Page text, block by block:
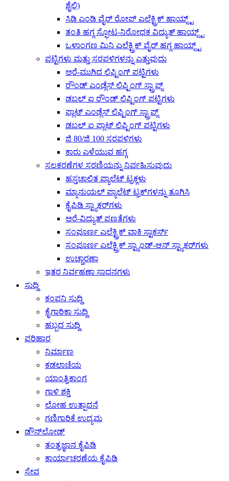
ಶೈಲಿ)
ಸಿಡಿ ಎಂಡಿ ವೈರ್ ರೋಪ್ ಎಲೆಕ್ಟ್ರಿಕ್ ಹಾಯ್ಸ್ಟ್
ತಂತಿ ಹಗ್ಗ ಸ್ಫೋಟ-ನಿರೋಧಕ ವಿದ್ಯುತ್ ಹಾಯ್ಸ್ಟ್
ಒಳಾಂಗಣ ಮಿನಿ ಎಲೆಕ್ಟ್ರಿಕ್ ವೈರ್ ಹಗ್ಗ ಹಾಯ್ಸ್ಟ್
ಪಟ್ಟಿಗಳು ಮತ್ತು ಸರಪಳಿಗಳನ್ನು ಎತ್ತುವುದು
ಅರೆ-ಮುಗಿದ ಲಿಫ್ಟಿಂಗ್ ಪಟ್ಟಿಗಳು
ರೌಂಡ್ ಎಂಡ್ಲೆಸ್ ಲಿಫ್ಟಿಂಗ್ ಸ್ಟ್ರಾಪ್ಸ್
ಡಬಲ್ ಐ ರೌಂಡ್ ಲಿಫ್ಟಿಂಗ್ ಪಟ್ಟಿಗಳು
ಫ್ಲಾಟ್ ಎಂಡ್ಲೆಸ್ ಲಿಫ್ಟಿಂಗ್ ಸ್ಟ್ರಾಪ್ಸ್
ಡಬಲ್ ಐ ಫ್ಲಾಟ್ ಲಿಫ್ಟಿಂಗ್ ಪಟ್ಟಿಗಳು
ಜಿ 80/ಜಿ 100 ಸರಪಳಿಗಳು
ಕಾರು ಎಳೆಯುವ ಹಗ್ಗ
ಸಲಕರಣೆಗಳ ಸರಣಿಯನ್ನು ನಿರ್ವಹಿಸುವುದು
ಹಸ್ತಚಾಲಿತ ಪ್ಯಾಲೆಟ್ ಟ್ರಕ್ಗಳು
ಮ್ಯಾನುಯಲ್ ಪ್ಯಾಲೆಟ್ ಟ್ರಕ್‌ಗಳನ್ನು ತೂಗಿಸಿ
ಕೈಪಿಡಿ ಸ್ಟ್ಯಾಕರ್‌ಗಳು
ಅರೆ-ವಿದ್ಯುತ್ ಪಣತೆಗಳು
ಸಂಪೂರ್ಣ ಎಲೆಕ್ಟ್ರಿಕ್ ವಾಕಿ ಸ್ಟಾಕರ್ಸ್
ಸಂಪೂರ್ಣ ಎಲೆಕ್ಟ್ರಿಕ್ ಸ್ಟ್ಯಾಂಡ್-ಆನ್ ಸ್ಟ್ಯಾಕರ್‌ಗಳು
ಉಚ್ಚಾರಣಾ
ಇತರ ನಿರ್ವಹಣಾ ಸಾಧನಗಳು
ಸುದ್ದಿ
ಕಂಪನಿ ಸುದ್ದಿ
ಕೈಗಾರಿಕಾ ಸುದ್ದಿ
ಹಬ್ಬದ ಸುದ್ದಿ
ಪರಿಹಾರ
ನಿರ್ಮಾಣ
ಕಡಲಾಚೆಯ
ಯಾಂತ್ರಿಕಾಂಗ
ಗಾಳಿ ಶಕ್ತಿ
ಲೋಹ ಉತ್ಪಾದನೆ
ಗಣಿಗಾರಿಕೆ ಉದ್ಯಮ
ಡೌನ್‌ಲೋಡ್
ತಂತ್ರಜ್ಞಾನ ಕೈಪಿಡಿ
ಕಾರ್ಯಾಚರಣೆಯ ಕೈಪಿಡಿ
ಸೇವ